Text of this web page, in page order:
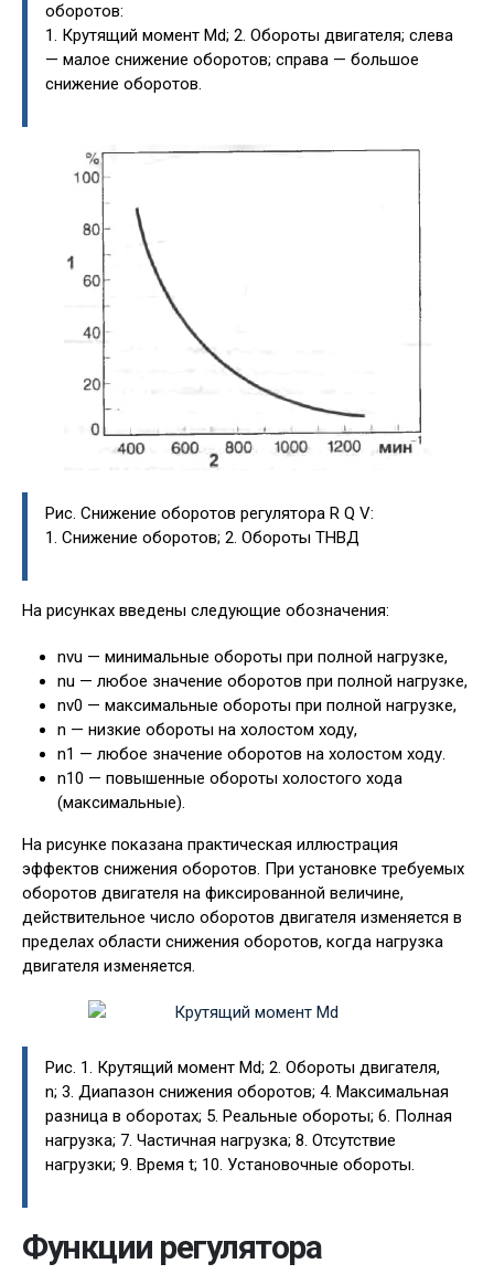
оборотов:
1. Крутящий момент Md; 2. Обороты двигателя; слева
— малое снижение оборотов; справа — большое
снижение оборотов.
Рис. Снижение оборотов регулятора R Q V:
1. Снижение оборотов; 2. Обороты ТНВД
На рисунках введены следующие обозначения:
nvu — минимальные обороты при полной нагрузке,
nu — любое значение оборотов при полной нагрузке,
nv0 — максимальные обороты при полной нагрузке,
n — низкие обороты на холостом ходу,
n1 — любое значение оборотов на холостом ходу.
n10 — повышенные обороты холостого хода
(максимальные).
На рисунке показана практическая иллюстрация
эффектов снижения оборотов. При установке требуемых
оборотов двигателя на фиксированной величине,
действительное число оборотов двигателя изменяется в
пределах области снижения оборотов, когда нагрузка
двигателя изменяется.
Рис. 1. Крутящий момент Md; 2. Обороты двигателя,
n; 3. Диапазон снижения оборотов; 4. Максимальная
разница в оборотах; 5. Реальные обороты; 6. Полная
нагрузка; 7. Частичная нагрузка; 8. Отсутствие
нагрузки; 9. Время t; 10. Установочные обороты.
Функции регулятора